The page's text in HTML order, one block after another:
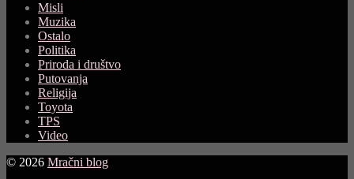
Misli
Muzika
Ostalo
Politika
Priroda i društvo
Putovanja
Religija
Toyota
TPS
Video
© 2026 Mračni blog